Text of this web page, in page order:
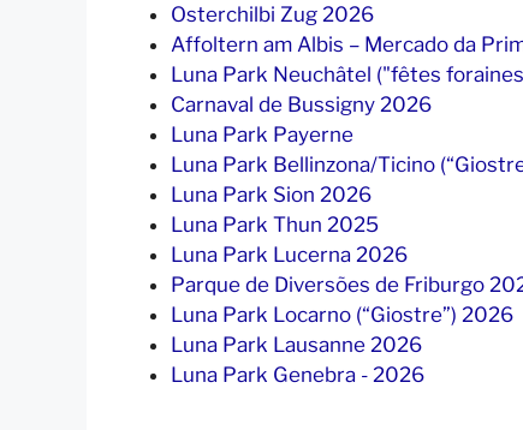
Osterchilbi Zug 2026
Affoltern am Albis – Mercado da
Luna Park Neuchâtel ("fêtes
Carnaval de Bussigny 2026
Luna Park Payerne
Luna Park Bellinzona/Ticino
Luna Park Sion 2026
Luna Park Thun 2025
Luna Park Lucerna 2026
Parque de Diversões de Friburgo
Luna Park Locarno (“Giostre”) 2026
Luna Park Lausanne 2026
Luna Park Genebra - 2026